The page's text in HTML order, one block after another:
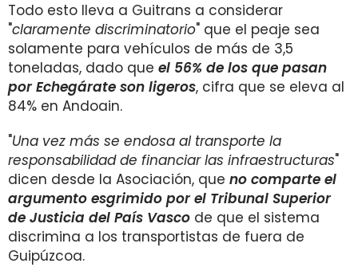
Todo esto lleva a Guitrans a considerar
"claramente discriminatorio" que el peaje sea
solamente para vehículos de más de 3,5
toneladas, dado que el 56% de los que pasan
por Echegárate son ligeros, cifra que se eleva al
84% en Andoain.
"Una vez más se endosa al transporte la
responsabilidad de financiar las infraestructuras"
dicen desde la Asociación, que no comparte el
argumento esgrimido por el Tribunal Superior
de Justicia del País Vasco de que el sistema
discrimina a los transportistas de fuera de
Guipúzcoa.